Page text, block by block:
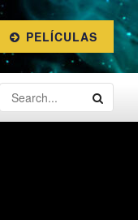
PELÍCULAS